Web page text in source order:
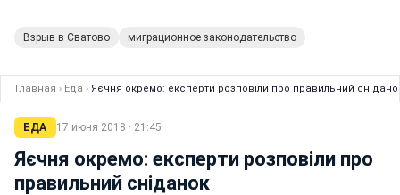
Взрыв в Сватово миграционное законодательство
Главная › Еда › Яєчня окремо: експерти розповіли про правильний
ЕДА 17 июня 2018 · 21:45
Яєчня окремо: експерти розповіли про
правильний сніданок